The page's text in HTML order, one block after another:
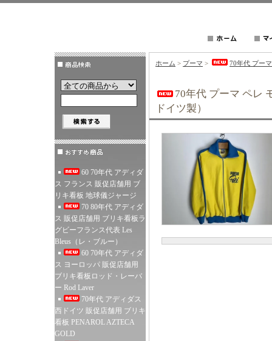
60 70年代 アディダ
ス フランス 販促店舗用 ブ
リキ看板 地球儀ジャージ
70 80年代 アディダ
ス 販促店舗用 ブリキ看板ラ
グビーフランス代表 Les
Bleus（レ・ブルー）
60 70年代 アディダ
ス ヨーロッパ 販促店舗用
ブリキ看板ロッド・レーバ
ー Rod Laver
70年代 アディダス
西ドイツ 販促店舗用 ブリキ
看板 PENAROL AZTECA
GOLD
ホーム > プーマ > 70年代 プー
70年代 プーマ ペレ
ドイツ製）